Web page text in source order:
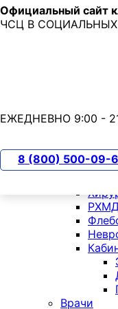
Skip to main content
О клинике
Отделения
Врачи
Официальный сайт
ЧСЦ В
ЕЖЕДНЕВНО 9:00 -
8 (800) 500-09-